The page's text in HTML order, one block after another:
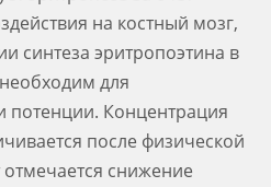
на костный мозг,
синтеза эритропоэтина в
для
потенции. Концентрация
после физической
отмечается снижение